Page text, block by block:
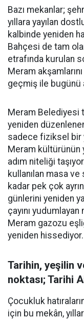
Bazı mekanlar;
yıllara yayılan
kalbinde yeniden
Bahçesi de tam
etrafında kurulan
Meram
geçmiş ile bugünü
Meram Belediyesi
yeniden
sadece fiziksel bir
Meram kültürünün
adım niteliği
kullanılan masa
kadar pek çok
günlerini yeniden
çayını
Meram gazozu
yeniden hissediyor.
Tarihin, yeşilin
noktası; Tarihi
Çocukluk
için bu mekân,